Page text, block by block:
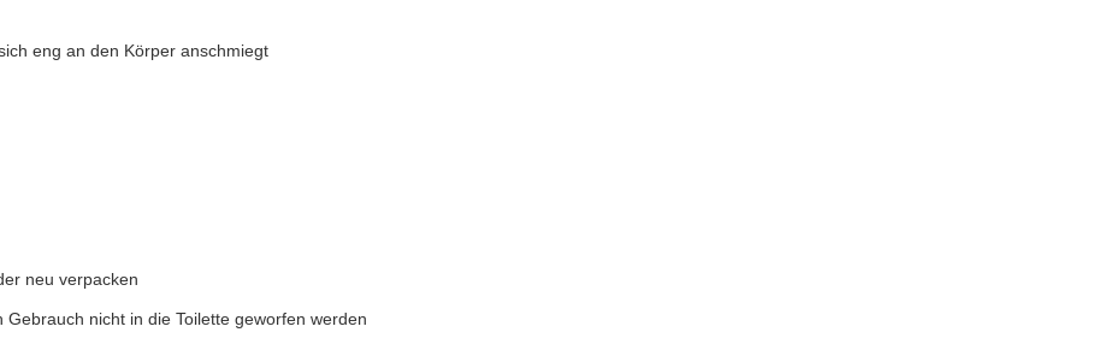
eng an den Körper anschmiegt
neu verpacken
nicht in die Toilette geworfen werden